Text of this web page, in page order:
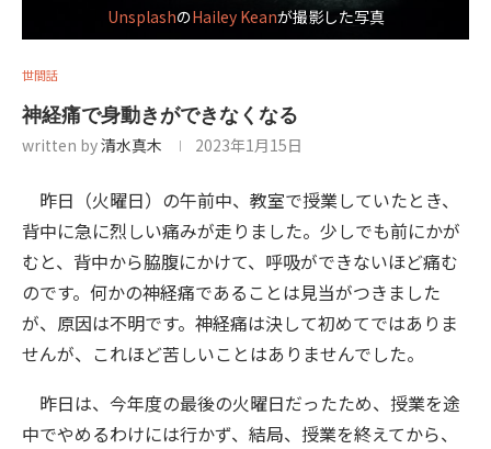
UnsplashのHailey Keanが撮影した写真
世間話
神経痛で身動きができなくなる
written by清水真木 2023年1月15日
昨日（火曜日）の午前中、教室で授業していたとき、
背中に急に烈しい痛みが走りました。少しでも前にかが
むと、背中から脇腹にかけて、呼吸ができないほど痛む
のです。何かの神経痛であることは見当がつきました
が、原因は不明です。神経痛は決して初めてではありま
せんが、これほど苦しいことはありませんでした。
昨日は、今年度の最後の火曜日だったため、授業を途
中でやめるわけには行かず、結局、授業を終えてから、